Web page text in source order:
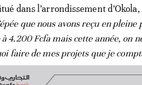
dans l’arrondissement
que nous avons reçu en
à 4.200 Fcfa mais cette année, on
faire de mes projets que je